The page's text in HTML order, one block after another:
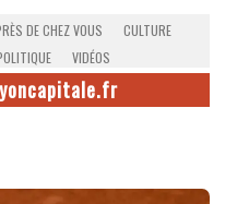
DE CHEZ VOUS
CULTURE
VIDÉOS